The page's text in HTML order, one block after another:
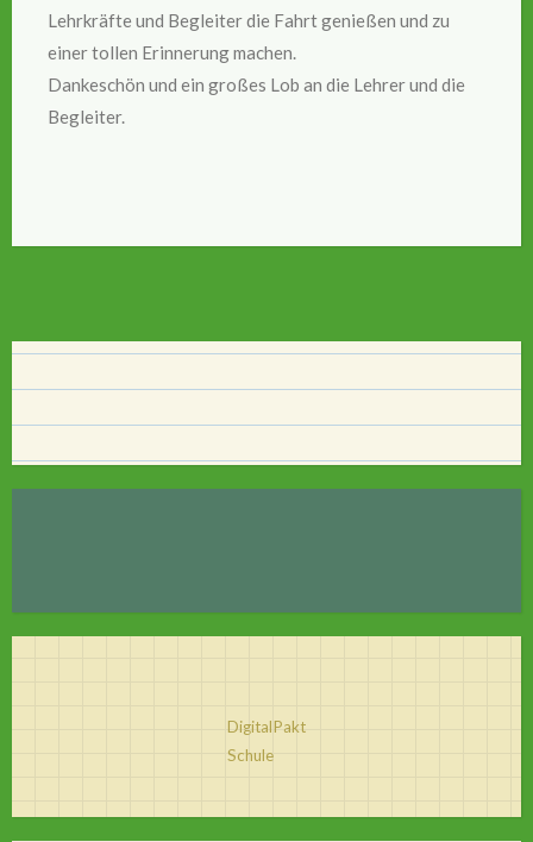
Lehrkräfte und Begleiter die Fahrt genießen und zu
einer tollen Erinnerung machen.
Dankeschön und ein großes Lob an die Lehrer und die
Begleiter.
DigitalPakt
Schule